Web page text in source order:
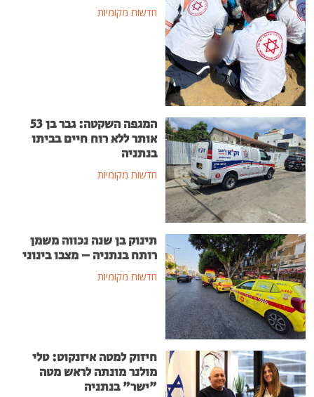
חדשות מקומיות
המגפה השקטה: גבר בן 53
אותר ללא רוח חיים בביתו
בנתניה
חדשות מקומיות
תינוק בן שנה נכווה משמן
רותח בנתניה – מצבו בינוני
חדשות מקומיות
חיזוק למטה איזנקוט: טלי
מולנר מונתה לראש מטה
"ישר" בנתניה